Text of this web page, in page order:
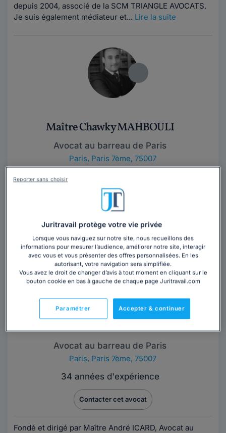
depuis 2004, associé de la SCM TRIANGLE AVOCATS.
Je suis également médiateur et... Lire la suite
Maître Chawky MAHBOULI
Avocat au barreau de Paris
Paris, Paris 7ème, 75007
Maître Chawky MAHBOULI est Avocat au Barreau de
Paris, il est également Docteur en Droit Diplômé de
l’Université Paris 1...
Lire la suite
Maître André ICARD
Avocat au barreau de Paris
Paris, Paris 7ème, 75007
34 années d'expérience
Contacter cet avocat
Fondé et dirigé par Maître André ICARD, Avocat au
Juritravail protège votre vie privée
Lorsque vous naviguez sur notre site, nous recueillons des
informations pour mesurer l’audience, améliorer notre site, interagir
avec vous et vous présenter des offres personnalisées. En les
autorisant, votre navigation sera simplifiée.
Vous avez le droit de changer d’avis à tout moment en cliquant sur le
bouton cookie en bas à gauche de chaque page Juritravail.com
Accepter & continuer
Paramétrer
Reporter sans choisir